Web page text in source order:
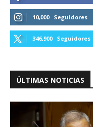
10,000 Seguidores
346,900 Seguidores
ÚLTIMAS NOTICIAS